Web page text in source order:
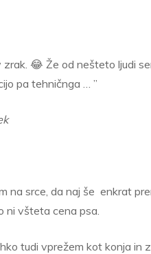
😂 Že od nešteto ljudi
pa tehničnga … ”
na srce, da naj še enkrat
ni všteta cena psa.
tudi vprežem kot konja in